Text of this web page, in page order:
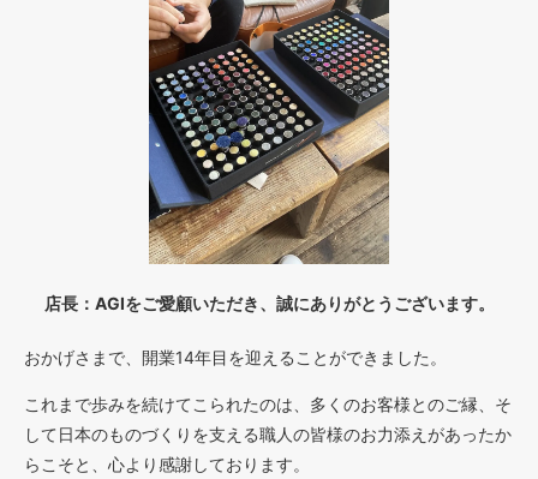
店長：AGIをご愛顧いただき、誠にありがとうございます。
おかげさまで、開業14年目を迎えることができました。
これまで歩みを続けてこられたのは、多くのお客様とのご縁、そ
して日本のものづくりを支える職人の皆様のお力添えがあったか
らこそと、心より感謝しております。